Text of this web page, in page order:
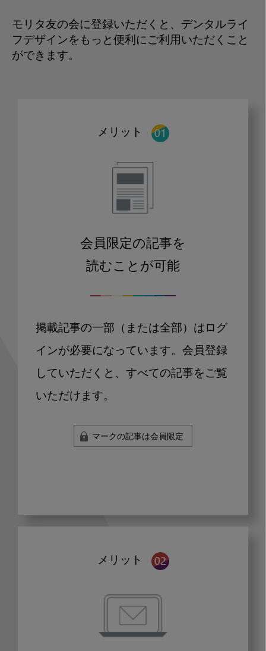
モリタ友の会に登録いただくと、デンタルライ
フデザインをもっと便利にご利用いただくこと
ができます。
メリット
会員限定の記事を
読むことが可能
掲載記事の一部（または全部）はログ
インが必要になっています。会員登録
していただくと、すべての記事をご覧
いただけます。
マークの記事は会員限定
メリット